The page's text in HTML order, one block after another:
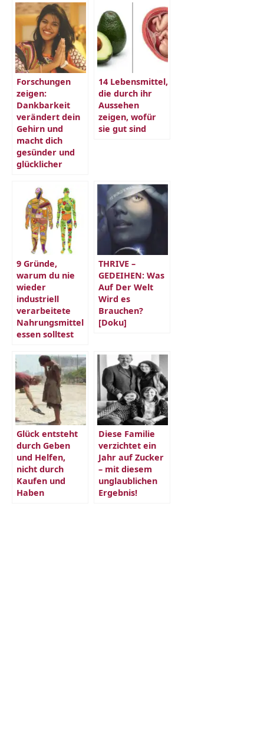
Forschungen
zeigen:
Dankbarkeit
verändert dein
Gehirn und
macht dich
gesünder und
glücklicher
14 Lebensmittel,
die durch ihr
Aussehen
zeigen, wofür
sie gut sind
9 Gründe,
warum du nie
wieder
industriell
verarbeitete
Nahrungsmittel
essen solltest
THRIVE –
GEDEIHEN: Was
Auf Der Welt
Wird es
Brauchen?
[Doku]
Glück entsteht
durch Geben
und Helfen,
nicht durch
Kaufen und
Haben
Diese Familie
verzichtet ein
Jahr auf Zucker
– mit diesem
unglaublichen
Ergebnis!